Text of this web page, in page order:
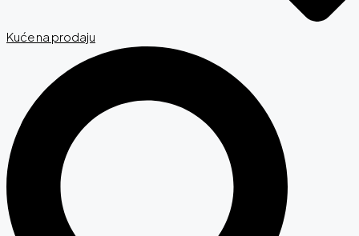
Kuće na prodaju